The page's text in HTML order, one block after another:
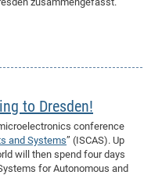
to Dresden!
conference
and Systems” (ISCAS). Up
will then spend four days
for Autonomous and